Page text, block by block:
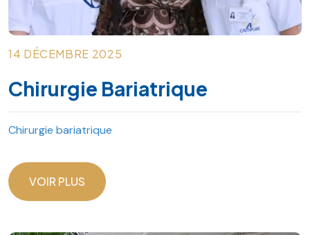
14 DÉCEMBRE 2025
Chirurgie Bariatrique
Chirurgie bariatrique
VOIR PLUS
VOIR PLUS